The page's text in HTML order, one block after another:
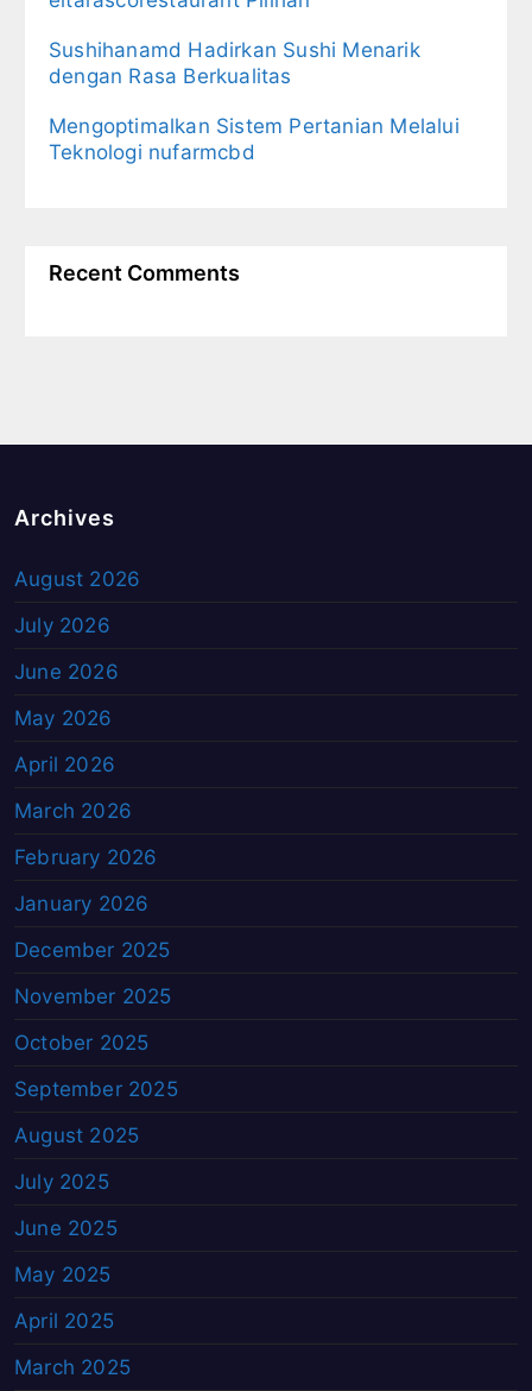
Sushihanamd Hadirkan Sushi Menarik
dengan Rasa Berkualitas
Mengoptimalkan Sistem Pertanian Melalui
Teknologi nufarmcbd
Recent Comments
Archives
August 2026
July 2026
June 2026
May 2026
April 2026
March 2026
February 2026
January 2026
December 2025
November 2025
October 2025
September 2025
August 2025
July 2025
June 2025
May 2025
April 2025
March 2025